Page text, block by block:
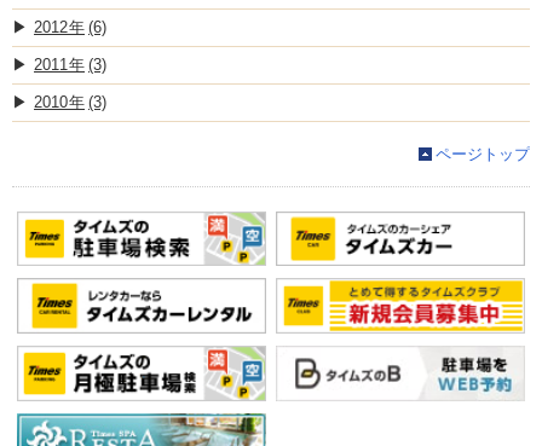
2012 (6)
2011 (3)
2010 (3)
ページトップ